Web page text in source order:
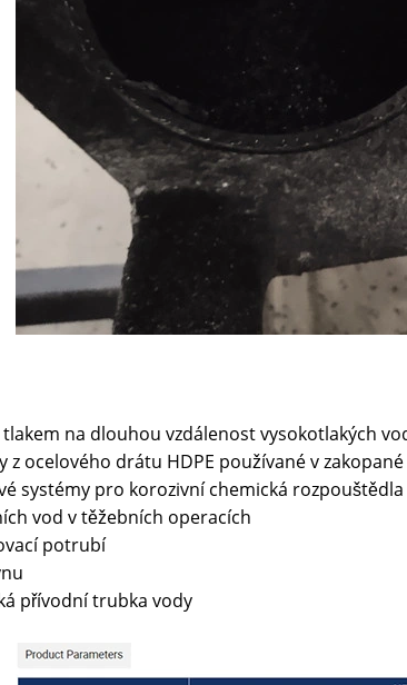
na dlouhou vzdálenost vysokotlakých
z ocelového drátu HDPE používané v
systémy pro korozivní chemická rozpouštědla
vod v těžebních operacích
potrubí
přívodní trubka vody